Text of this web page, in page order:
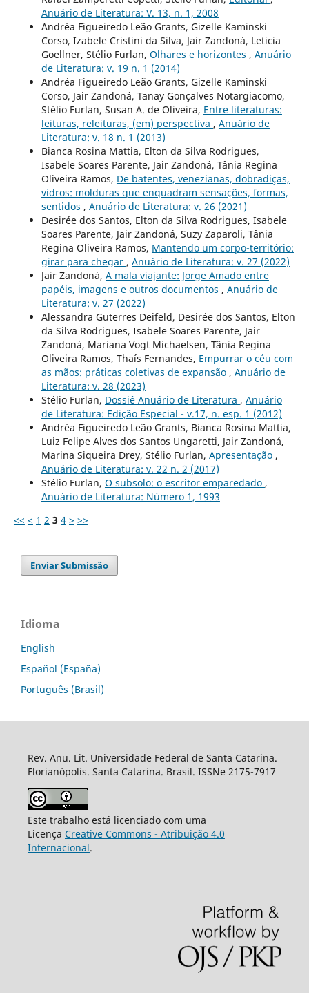
Anuário de Literatura: V. 13, n. 1, 2008
Andréa Figueiredo Leão Grants, Gizelle Kaminski
Corso, Izabele Cristini da Silva, Jair Zandoná, Leticia
Goellner, Stélio Furlan, Olhares e horizontes , Anuário
de Literatura: v. 19 n. 1 (2014)
Andréa Figueiredo Leão Grants, Gizelle Kaminski
Corso, Jair Zandoná, Tanay Gonçalves Notargiacomo,
Stélio Furlan, Susan A. de Oliveira, Entre literaturas:
leituras, releituras, (em) perspectiva , Anuário de
Literatura: v. 18 n. 1 (2013)
Bianca Rosina Mattia, Elton da Silva Rodrigues,
Isabele Soares Parente, Jair Zandoná, Tânia Regina
Oliveira Ramos, De batentes, venezianas, dobradiças,
vidros: molduras que enquadram sensações, formas,
sentidos , Anuário de Literatura: v. 26 (2021)
Desirée dos Santos, Elton da Silva Rodrigues, Isabele
Soares Parente, Jair Zandoná, Suzy Zaparoli, Tânia
Regina Oliveira Ramos, Mantendo um corpo-território:
girar para chegar , Anuário de Literatura: v. 27 (2022)
Jair Zandoná, A mala viajante: Jorge Amado entre
papéis, imagens e outros documentos , Anuário de
Literatura: v. 27 (2022)
Alessandra Guterres Deifeld, Desirée dos Santos, Elton
da Silva Rodrigues, Isabele Soares Parente, Jair
Zandoná, Mariana Vogt Michaelsen, Tânia Regina
Oliveira Ramos, Thaís Fernandes, Empurrar o céu com
as mãos: práticas coletivas de expansão , Anuário de
Literatura: v. 28 (2023)
Stélio Furlan, Dossiê Anuário de Literatura , Anuário
de Literatura: Edição Especial - v.17, n. esp. 1 (2012)
Andréa Figueiredo Leão Grants, Bianca Rosina Mattia,
Luiz Felipe Alves dos Santos Ungaretti, Jair Zandoná,
Marina Siqueira Drey, Stélio Furlan, Apresentação ,
Anuário de Literatura: v. 22 n. 2 (2017)
Stélio Furlan, O subsolo: o escritor emparedado ,
Anuário de Literatura: Número 1, 1993
<< < 1 2 3 4 > >>
Enviar Submissão
Idioma
English
Español (España)
Português (Brasil)
Rev. Anu. Lit. Universidade Federal de Santa Catarina.
Florianópolis. Santa Catarina. Brasil. ISSNe 2175-7917
Este trabalho está licenciado com uma
Licença Creative Commons - Atribuição 4.0
Internacional.